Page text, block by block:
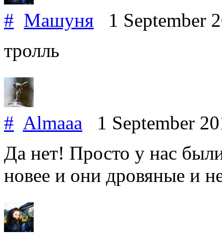
# Машуня 1 September
тролль
# Almaaa 1 September
Да нет! Просто у нас
новее и они дровяные и